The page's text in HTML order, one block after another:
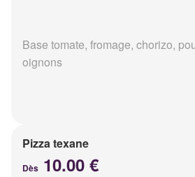
Base tomate, fromage, chorizo,
oignons
Pizza texane
Dès 10.00 €